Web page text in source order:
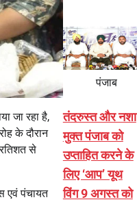
जा रहा है,
के दौरान
से
एवं पंचायत
पंजाब
तंदरुस्त और नशा
मुक्त पंजाब को
उप्ताहित करने के
लिए ‘आप’ यूथ
विंग 9 अगस्त को